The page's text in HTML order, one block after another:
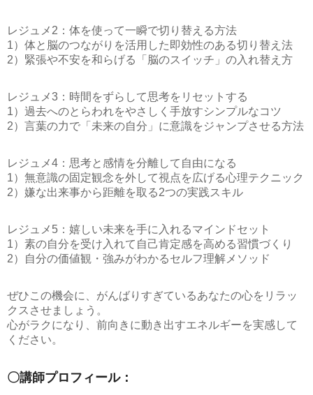
レジュメ2：体を使って一瞬で切り替える方法
1）体と脳のつながりを活用した即効性のある切り替え法
2）緊張や不安を和らげる「脳のスイッチ」の入れ替え方
レジュメ3：時間をずらして思考をリセットする
1）過去へのとらわれをやさしく手放すシンプルなコツ
2）言葉の力で「未来の自分」に意識をジャンプさせる方法
レジュメ4：思考と感情を分離して自由になる
1）無意識の固定観念を外して視点を広げる心理テクニック
2）嫌な出来事から距離を取る2つの実践スキル
レジュメ5：嬉しい未来を手に入れるマインドセット
1）素の自分を受け入れて自己肯定感を高める習慣づくり
2）自分の価値観・強みがわかるセルフ理解メソッド
ぜひこの機会に、がんばりすぎているあなたの心をリラッ
クスさせましょう。
心がラクになり、前向きに動き出すエネルギーを実感して
ください。
〇講師プロフィール：